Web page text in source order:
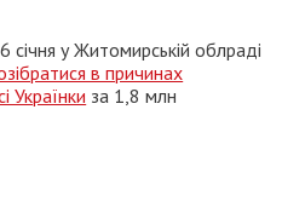
січня у Житомирській облраді
в причинах
Українки за 1,8 млн